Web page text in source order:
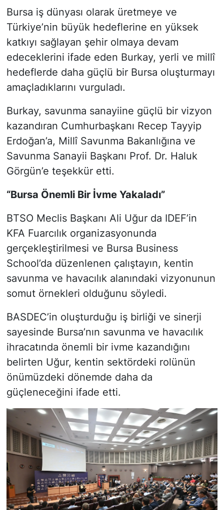
Bursa iş dünyası olarak üretmeye ve
Türkiye’nin büyük hedeflerine en yüksek
katkıyı sağlayan şehir olmaya devam
edeceklerini ifade eden Burkay, yerli ve millî
hedeflerde daha güçlü bir Bursa oluşturmayı
amaçladıklarını vurguladı.
Burkay, savunma sanayiine güçlü bir vizyon
kazandıran Cumhurbaşkanı Recep Tayyip
Erdoğan’a, Millî Savunma Bakanlığına ve
Savunma Sanayii Başkanı Prof. Dr. Haluk
Görgün’e teşekkür etti.
“Bursa Önemli Bir İvme Yakaladı”
BTSO Meclis Başkanı Ali Uğur da IDEF’in
KFA Fuarcılık organizasyonunda
gerçekleştirilmesi ve Bursa Business
School’da düzenlenen çalıştayın, kentin
savunma ve havacılık alanındaki vizyonunun
somut örnekleri olduğunu söyledi.
BASDEC’in oluşturduğu iş birliği ve sinerji
sayesinde Bursa’nın savunma ve havacılık
ihracatında önemli bir ivme kazandığını
belirten Uğur, kentin sektördeki rolünün
önümüzdeki dönemde daha da
güçleneceğini ifade etti.